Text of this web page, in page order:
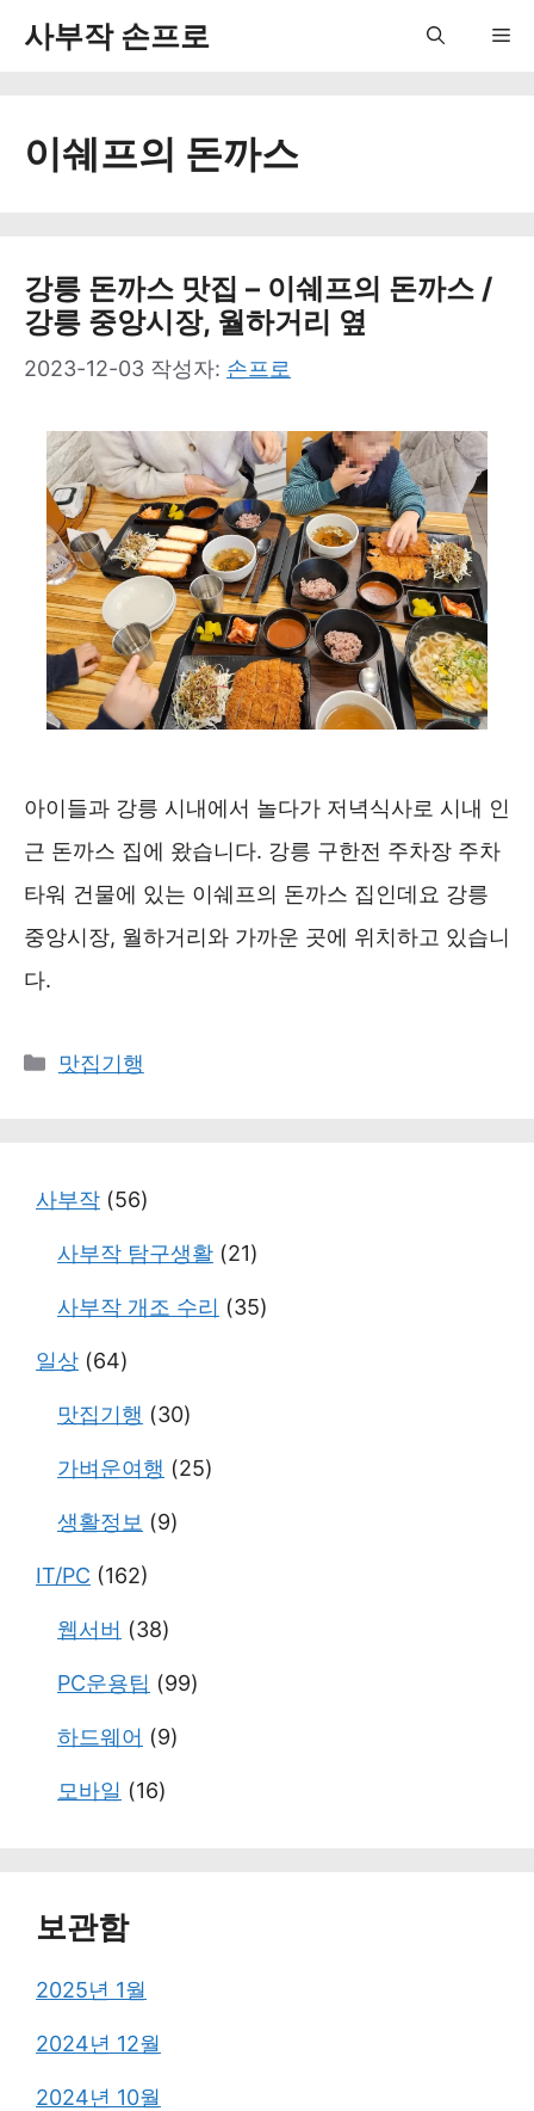
사부작 손프로
이쉐프의 돈까스
강릉 돈까스 맛집 – 이쉐프의 돈까스 /
강릉 중앙시장, 월하거리 옆
2023-12-03 작성자: 손프로
아이들과 강릉 시내에서 놀다가 저녁식사로 시내 인
근 돈까스 집에 왔습니다. 강릉 구한전 주차장 주차
타워 건물에 있는 이쉐프의 돈까스 집인데요 강릉
중앙시장, 월하거리와 가까운 곳에 위치하고 있습니
다.
카
맛집기행
사부작 (56)
사부작 탐구생활 (21)
사부작 개조 수리 (35)
일상 (64)
맛집기행 (30)
가벼운여행 (25)
생활정보 (9)
IT/PC (162)
웹서버 (38)
PC운용팁 (99)
하드웨어 (9)
모바일 (16)
보관함
2025년 1월
2024년 12월
2024년 10월